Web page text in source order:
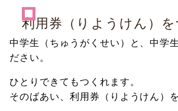
利用券（りようけん）
中学生（ちゅうがくせい）と、中学
ださい。
ひとりできてもつくれます。
そのばあい、利用券（りようけん）